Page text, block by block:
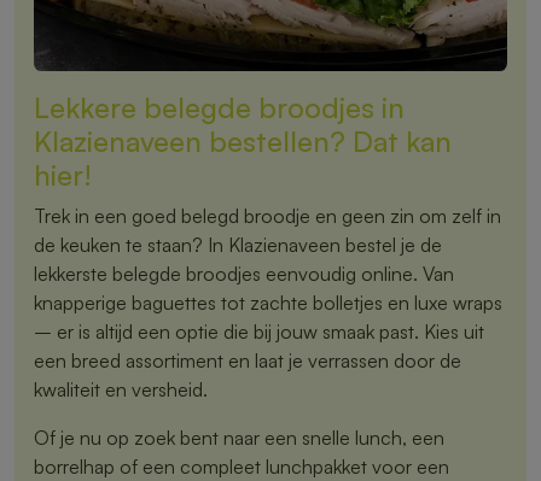
Lekkere belegde broodjes in
Klazienaveen bestellen? Dat kan
hier!
Trek in een goed belegd broodje en geen zin om zelf in
de keuken te staan? In Klazienaveen bestel je de
lekkerste belegde broodjes eenvoudig online. Van
knapperige baguettes tot zachte bolletjes en luxe wraps
– er is altijd een optie die bij jouw smaak past. Kies uit
een breed assortiment en laat je verrassen door de
kwaliteit en versheid.
Of je nu op zoek bent naar een snelle lunch, een
borrelhap of een compleet lunchpakket voor een